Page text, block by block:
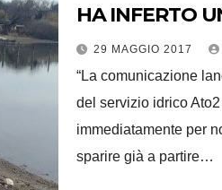
HA INFERTO
LAGO DI
ALLA
29 MAGGIO 2017
“La comunicazione
del servizio idrico
immediatamente per
sparire già a partire…